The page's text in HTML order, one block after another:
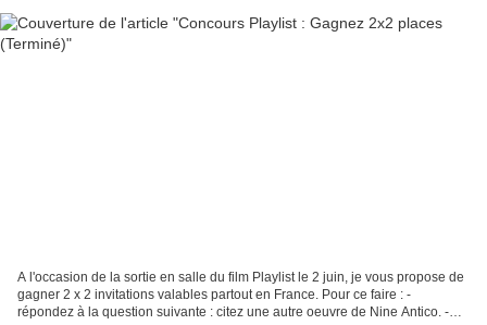
A l'occasion de la sortie en salle du film Playlist le 2 juin, je vous propose de
gagner 2 x 2 invitations valables partout en France. Pour ce faire : -
répondez à la question suivante : citez une autre oeuvre de Nine Antico. -